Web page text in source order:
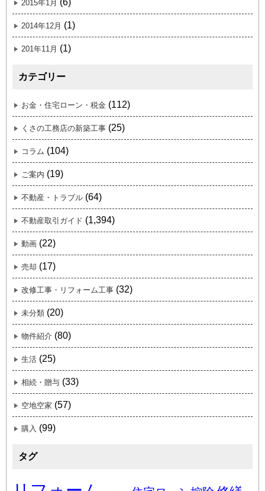
2015年1月 (6)
2014年12月 (1)
201年11月 (1)
カテゴリー
お金・住宅ローン・税金 (112)
くさの工務店の新築工事 (25)
コラム (104)
ご案内 (19)
不動産・トラブル (64)
不動産取引ガイド (1,394)
動画 (22)
売却 (17)
改修工事・リフォーム工事 (32)
未分類 (20)
物件紹介 (80)
生活 (25)
相続・贈与 (33)
空地空家 (57)
購入 (99)
タグ